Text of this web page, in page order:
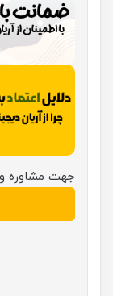
جهت مشاوره